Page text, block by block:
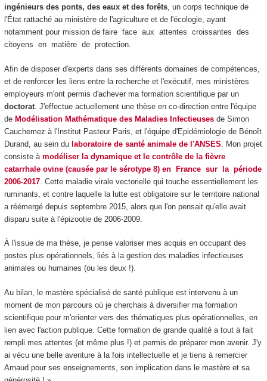
ingénieurs des ponts, des eaux et des forêts, un corps technique de
l'État rattaché au ministère de l'agriculture et de l'écologie, ayant
notamment pour mission de faire face aux attentes croissantes des
citoyens en matière de protection.
Afin de disposer d'experts dans ses différents domaines de compétences,
et de renforcer les liens entre la recherche et l'exécutif, mes ministères
employeurs m'ont permis d'achever ma formation scientifique par un
doctorat. J'effectue actuellement une thèse en co-direction entre l'équipe
deModélisation Mathématique des Maladies Infectieusesde Simon
Cauchemez à l'Institut Pasteur Paris, et l'équipe d'Epidémiologie de Bénoît
Durand, au sein du laboratoire de santé animale de l'ANSES . Mon projet
consiste à modéliser la dynamique et le contrôle de la fièvre
catarrhale ovine (causée par le sérotype 8) en France sur la période
2006-2017. Cette maladie virale vectorielle qui touche essentiellement les
ruminants, et contre laquelle la lutte est obligatoire sur le territoire national
a réémergé depuis septembre 2015, alors que l'on pensait qu'elle avait
disparu suite à l'épizootie de 2006-2009.
À l'issue de ma thèse, je pense valoriser mes acquis en occupant des
postes plus opérationnels, liés à la gestion des maladies infectieuses
animales ou humaines (ou les deux !).
Au bilan, le mastère spécialisé de santé publique est intervenu à un
moment de mon parcours où je cherchais à diversifier ma formation
scientifique pour m'orienter vers des thématiques plus opérationnelles, en
lien avec l'action publique. Cette formation de grande qualité a tout à fait
rempli mes attentes (et même plus !) et permis de préparer mon avenir. J'y
ai vécu une belle aventure à la fois intellectuelle et je tiens à remercier
Arnaud pour ses enseignements, son implication dans le mastère et sa